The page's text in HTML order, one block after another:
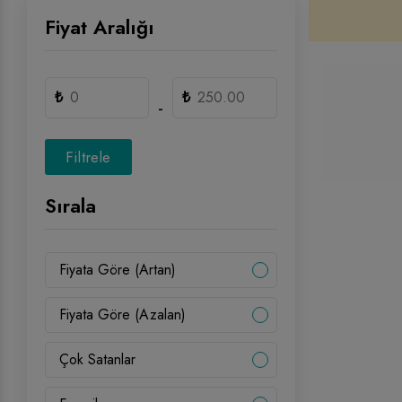
Fiyat Aralığı
₺ - ₺
Filtrele
Sırala
Fiyata Göre (Artan)
Fiyata Göre (Azalan)
Çok Satanlar